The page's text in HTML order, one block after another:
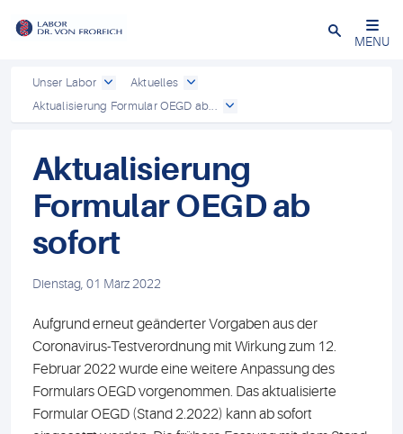
Close
MENU
Unser Labor
Aktuelles
Aktualisierung Formular OEGD ab...
Aktualisierung
Formular OEGD ab
sofort
Dienstag, 01 März 2022
Aufgrund erneut geänderter Vorgaben aus der
Coronavirus-Testverordnung mit Wirkung zum 12.
Februar 2022 wurde eine weitere Anpassung des
Formulars OEGD vorgenommen. Das aktualisierte
Formular OEGD (Stand 2.2022) kann ab sofort